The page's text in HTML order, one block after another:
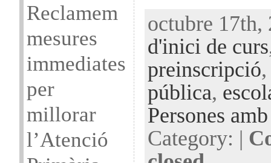
Reclamem
mesures
immediates
per
millorar
l’Atenció
octubre 17th,
d'inici de curs
preinscripció
pública,
Persones
Category: |